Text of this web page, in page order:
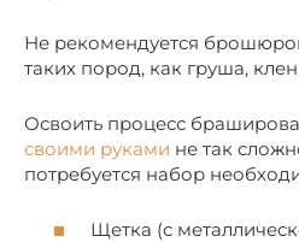
Не рекомендуется
таких пород, как груша,
Освоить процесс
своими руками не так
потребуется набор
Щетка (с